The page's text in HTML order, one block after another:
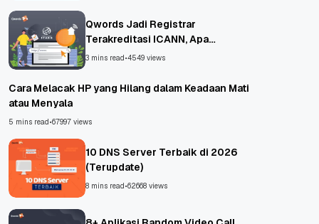
Qwords Jadi Registrar
Terakreditasi ICANN, Apa
Untungnya?
3 mins read•4549 views
Cara Melacak HP yang Hilang dalam Keadaan Mati
atau Menyala
5 mins read•67997 views
10 DNS Server Terbaik di 2026
(Terupdate)
8 mins read•62668 views